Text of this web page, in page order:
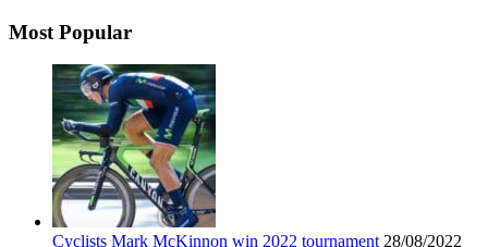
Most Popular
Cyclists Mark McKinnon win 2022 tournament 28/08/2022